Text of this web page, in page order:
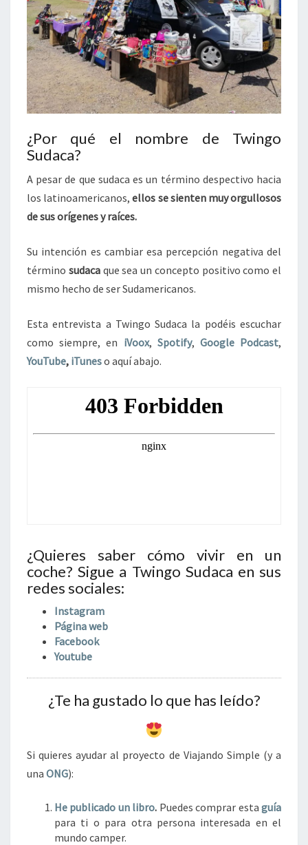
¿Por qué el nombre de Twingo
Sudaca?
A pesar de que sudaca es un término despectivo hacia
los latinoamericanos,ellos se sienten muy orgullosos
de sus orígenes y raíces.
Su intención es cambiar esa percepción negativa del
término sudacaque sea un concepto positivo como el
mismo hecho de ser Sudamericanos.
Esta entrevista a Twingo Sudaca la podéis escuchar
como siempre, en iVoox, Spotify, Google Podcast,
YouTube, iTuneso aquí abajo.
¿Quieres saber cómo vivir en un
coche? Sigue a Twingo Sudaca en sus
redes sociales:
Instagram
Página web
Facebook
Youtube
¿Te ha gustado lo que has leído?
Si quieres ayudar al proyecto de Viajando Simple (y a
una ONG):
He publicado un libro. Puedes comprar estaguía
para ti o para otra persona interesada en el
mundo camper.